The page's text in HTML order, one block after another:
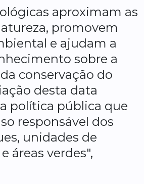
aproximam as
promovem
e ajudam a
sobre a
conservação do
desta data
política pública que
responsável dos
unidades de
áreas verdes",